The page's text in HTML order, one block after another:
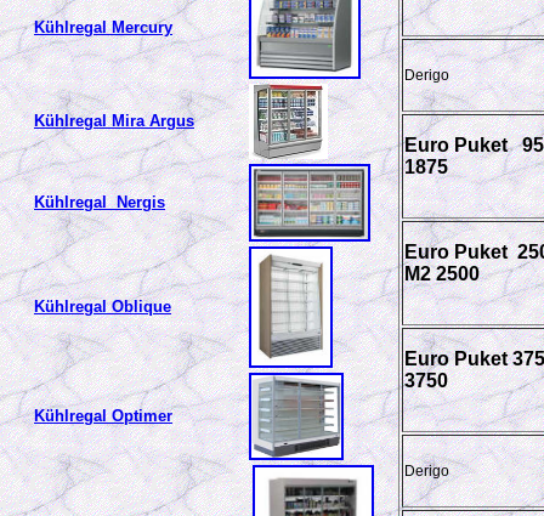
Kühlregal Mercury
Kühlregal Mira Argus
Kühlregal Nergis
Kühlregal Oblique
Kühlregal Optimer
Derigo
Euro Puket
1875
Euro Puket
M2 2500
Euro Puket
3750
Derigo